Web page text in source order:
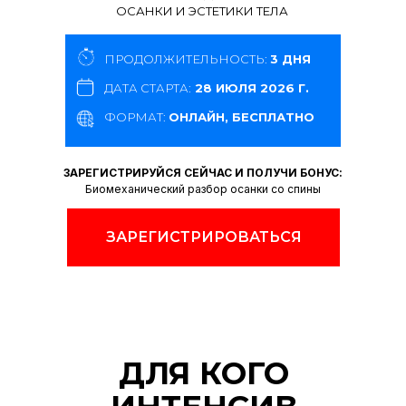
ПРОДОЛЖИТЕЛЬНОСТЬ: 3 ДНЯ
ДАТА СТАРТА: 28 ИЮЛЯ 2026 Г.
ФОРМАТ: ОНЛАЙН, БЕСПЛАТНО
ЗАРЕГИСТРИРОВАТЬСЯ
ЗАРЕГИСТРИРУЙСЯ СЕЙЧАС И ПОЛУЧИ БОНУС:
Биомеханический разбор осанки со спины
ОСАНКИ И ЭСТЕТИКИ ТЕЛА
ДЛЯ КОГО